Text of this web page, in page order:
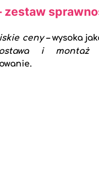
zestaw
ceny–wysoka
i montaż